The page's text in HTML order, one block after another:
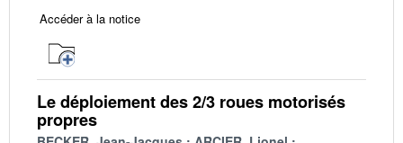
Accéder à la notice
Le déploiement des 2/3 roues motorisés
propres